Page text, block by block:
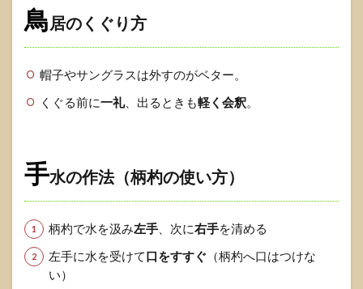
帰ると
1.1.6
⛩️ おみ
ろ”【ミ
ベ／ヨ
リドコ
ロ】
1.2
よ
く迷うポ
鳥居のくぐり方
帽子やサングラスは外すのがベター。
くぐる前に一礼、出るときも軽く会釈。
手水の作法（柄杓の使い方）
柄杓で水を汲み左手、次に右手を清める
左手に水を受けて口をすすぐ （柄杓へ口はつけな
い）